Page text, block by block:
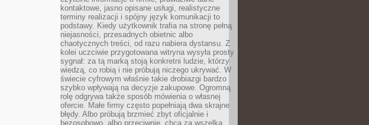
kontaktowe, jasno opisane usługi, realistyczne
terminy realizacji i spójny język komunikacji to
podstawy. Kiedy użytkownik trafia na stronę pełną
niejasności, przesadnych obietnic albo
chaotycznych treści, od razu nabiera dystansu. Z
kolei uczciwie przygotowana witryna wysyła prosty
sygnał: za tą marką stoją konkretni ludzie, którzy
wiedzą, co robią i nie próbują niczego ukrywać. W
świecie cyfrowym właśnie takie drobiazgi bardzo
szybko wpływają na decyzje zakupowe. Ogromną
rolę odgrywa także sposób mówienia o własnej
ofercie. Małe firmy często popełniają dwa skrajne
błędy. Albo próbują brzmieć zbyt oficjalnie i
bezosobowo, albo przeciwnie, chcą za wszelką